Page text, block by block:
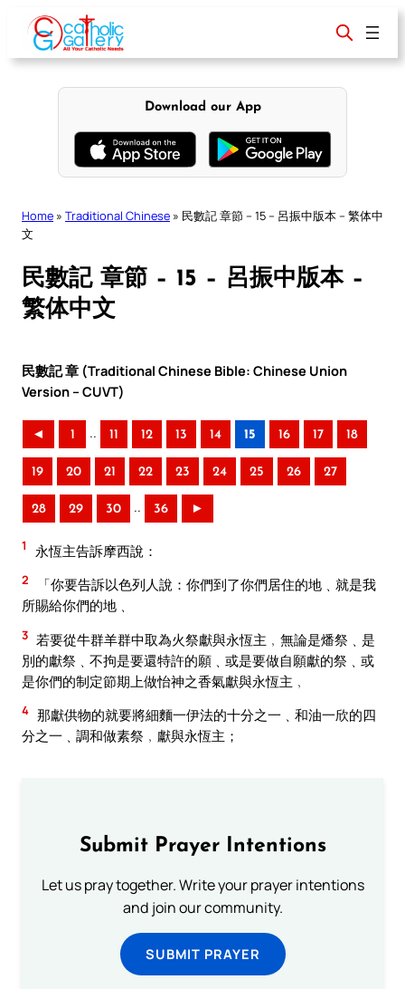
content
Download our App
Home » Traditional Chinese » 民數記 章節 – 15 – 呂振中版本 – 繁体中
文
民數記 章節 – 15 – 呂振中版本 –
繁体中文
民數記 章 (Traditional Chinese Bible: Chinese Union
Version – CUVT)
◄ 1 .. 11 12 13 14 15 16 17 18
19 20 21 22 23 24 25 26 27
28 29 30 .. 36 ►
1 永恆主告訴摩西說：
2
「你要告訴以色列人說：你們到了你們居住的地﹑就是我
所賜給你們的地﹑
3 若要從牛群羊群中取為火祭獻與永恆主﹐無論是燔祭﹑是
別的獻祭﹑不拘是要還特許的願﹑或是要做自願獻的祭﹑或
是你們的制定節期上做怡神之香氣獻與永恆主﹐
4 那獻供物的就要將細麵一伊法的十分之一﹑和油一欣的四
分之一﹑調和做素祭﹐獻與永恆主；
Submit Prayer Intentions
Let us pray together. Write your prayer intentions
and join our community.
SUBMIT PRAYER